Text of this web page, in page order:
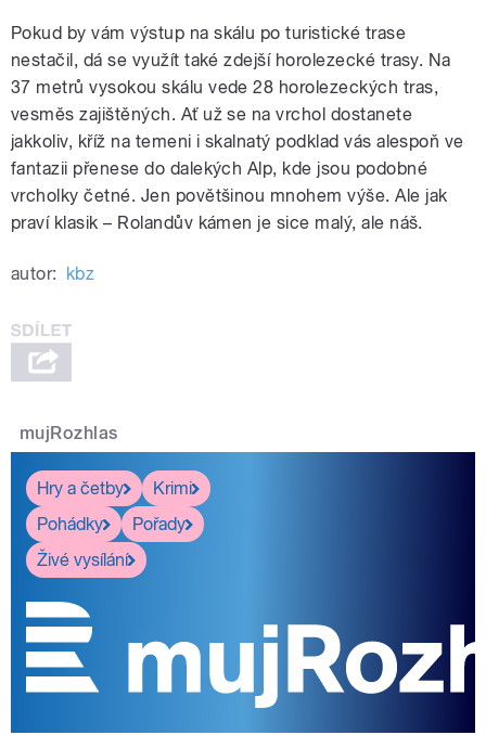
Pokud by vám výstup na skálu po turistické trase
nestačil, dá se využít také zdejší horolezecké trasy. Na
37 metrů vysokou skálu vede 28 horolezeckých tras,
vesměs zajištěných. Ať už se na vrchol dostanete
jakkoliv, kříž na temeni i skalnatý podklad vás alespoň ve
fantazii přenese do dalekých Alp, kde jsou podobné
vrcholky četné. Jen povětšinou mnohem výše. Ale jak
praví klasik – Rolandův kámen je sice malý, ale náš.
autor: kbz
mujRozhlas
Hry a četby
Krimi
Pohádky
Pořady
Živé vysílání